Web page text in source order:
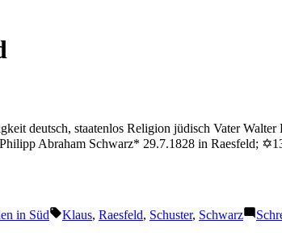
deutsch, staatenlos Religion jüdisch Vater
Abraham Schwarz* 29.7.1828 in Raesfeld;
in Süd Schlagwörter:
Klaus, Raesfeld, Schuster, Schwarz